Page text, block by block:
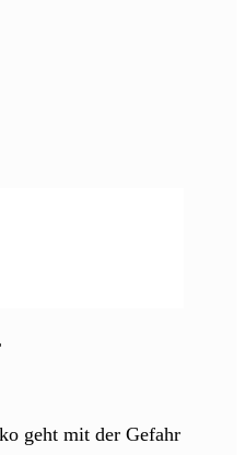
geht mit der Gefahr